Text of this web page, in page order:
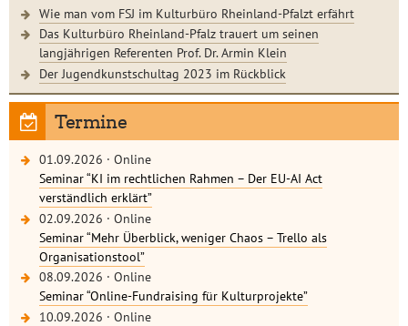
Wie man vom FSJ im Kulturbüro Rheinland-Pfalzt erfährt
Das Kulturbüro Rheinland-Pfalz trauert um seinen
langjährigen Referenten Prof. Dr. Armin Klein
Der Jugendkunstschultag 2023 im Rückblick
Termine
01.09.2026 · Online
Seminar “KI im rechtlichen Rahmen – Der EU-AI Act
verständlich erklärt”
02.09.2026 · Online
Seminar “Mehr Überblick, weniger Chaos – Trello als
Organisationstool”
08.09.2026 · Online
Seminar “Online-Fundraising für Kulturprojekte”
10.09.2026 · Online